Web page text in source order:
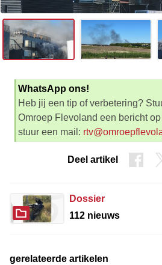
WhatsApp ons!
Heb jij een tip of verbetering?
Omroep Flevoland een bericht op
stuur een mail:
Deel artikel
Dossier
112 nieuws
gerelateerde artikelen